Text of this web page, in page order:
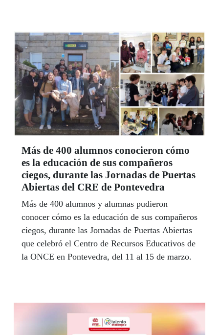
el diccionario más democrático e inclusivo de la
historia y el primero con palabras que definen la
importancia de la inclusión de las personas con
discapacidad en la sociedad.
Más de 400 alumnos conocieron cómo
es la educación de sus compañeros
ciegos, durante las Jornadas de Puertas
Abiertas del CRE de Pontevedra
Más de 400 alumnos y alumnas pudieron
conocer cómo es la educación de sus compañeros
ciegos, durante las Jornadas de Puertas Abiertas
que celebró el Centro de Recursos Educativos de
la ONCE en Pontevedra, del 11 al 15 de marzo.